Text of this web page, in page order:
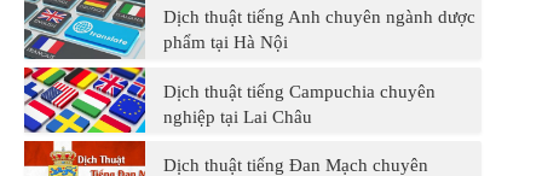
Dịch thuật tiếng Anh chuyên ngành dược
phẩm tại Hà Nội
Dịch thuật tiếng Campuchia chuyên
nghiệp tại Lai Châu
Dịch thuật tiếng Đan Mạch chuyên